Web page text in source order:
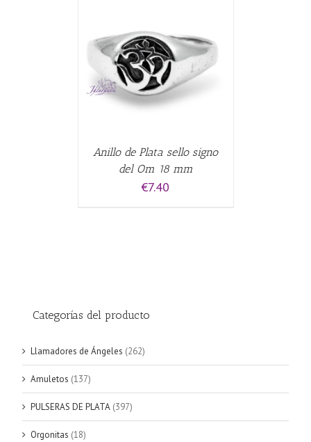
Anillo de Plata sello signo
del Om 18 mm
€7.40
Categorías del producto
Llamadores de Ángeles (262)
Amuletos (137)
PULSERAS DE PLATA (397)
Orgonitas (18)